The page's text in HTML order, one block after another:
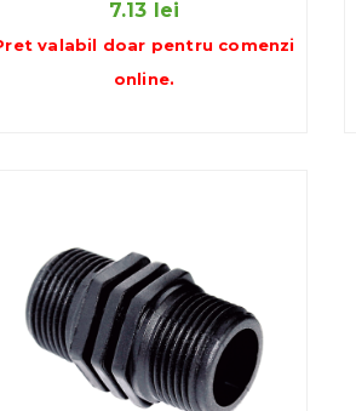
7.13 lei
valabil doar pentru comenzi
online.